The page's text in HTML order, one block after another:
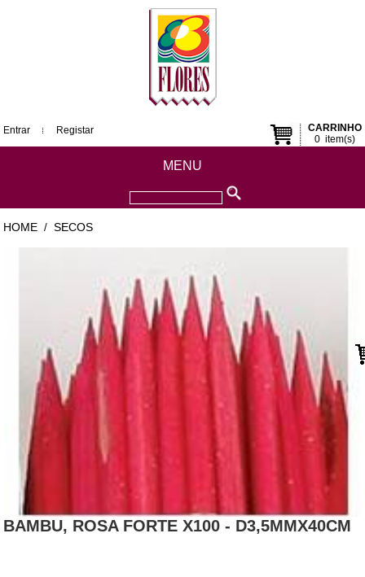
CARRINHO
0item(s)
Entrar Registar
MENU
HOME / SECOS
BAMBU, ROSA FORTE X100 - D3,5MMX40CM